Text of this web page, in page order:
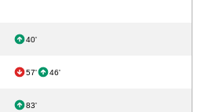
40'
57' 46'
83'